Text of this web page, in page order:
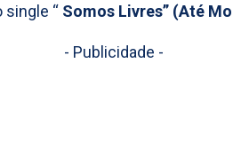
single “ Somos Livres” (Até
- Publicidade -